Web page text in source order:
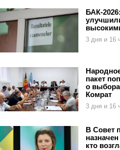
БАК-
3 дня и 16
пакет
о
Комрат
3 дня и 16
В Совет
кто